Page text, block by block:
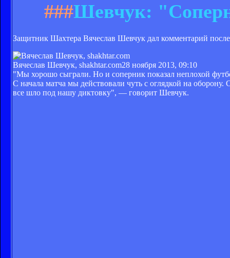
###Шевчук:
Защитник Шахтера Вячеслав Шевчук дал комментарий
Вячеслав Шевчук, shakhtar.com28 ноября 2013, 09:10
"Мы хорошо сыграли. Но и соперник показал неплохой
С начала матча мы действовали чуть с оглядкой на
все шло под нашу диктовку", — говорит Шевчук.